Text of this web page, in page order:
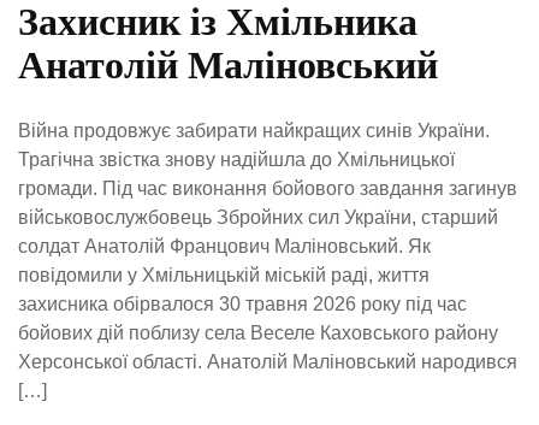
Захисник із Хмільника
Анатолій Маліновський
Війна продовжує забирати найкращих синів України.
Трагічна звістка знову надійшла до Хмільницької
громади. Під час виконання бойового завдання загинув
військовослужбовець Збройних сил України, старший
солдат Анатолій Францович Маліновський. Як
повідомили у Хмільницькій міській раді, життя
захисника обірвалося 30 травня 2026 року під час
бойових дій поблизу села Веселе Каховського району
Херсонської області. Анатолій Маліновський народився
[…]